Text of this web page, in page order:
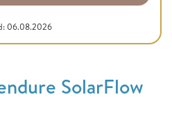
06.08.2026
SolarFlow